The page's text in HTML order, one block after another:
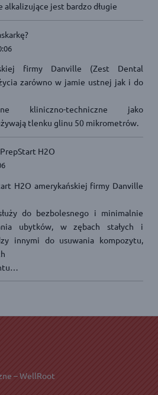
alkalizujące jest bardzo długie
firmy Danville (Zest Dental
zarówno w jamie ustnej jak i do
kliniczno-techniczne jako
tlenku glinu 50 mikrometrów.
H2O
H2O amerykańskiej firmy Danville
do bezbolesnego i minimalnie
ubytków, w zębach stałych i
innymi do usuwania kompozytu,
– WellRoot